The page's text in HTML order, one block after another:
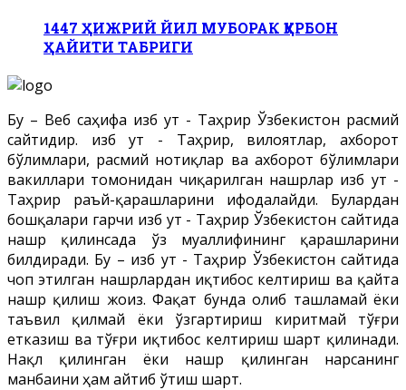
1447 ҲИЖРИЙ ЙИЛ МУБОРАК ҚУРБОН
ҲАЙИТИ ТАБРИГИ
Бу – Веб саҳифа Ҳизб ут - Таҳрир Ўзбекистон расмий
сайтидир. Ҳизб ут - Таҳрир, вилоятлар, ахборот
бўлимлари, расмий нотиқлар ва ахборот бўлимлари
вакиллари томонидан чиқарилган нашрлар Ҳизб ут -
Таҳрир раъй-қарашларини ифодалайди. Булардан
бошқалари гарчи Ҳизб ут - Таҳрир Ўзбекистон сайтида
нашр қилинсада ўз муаллифининг қарашларини
билдиради. Бу – Ҳизб ут - Таҳрир Ўзбекистон сайтида
чоп этилган нашрлардан иқтибос келтириш ва қайта
нашр қилиш жоиз. Фақат бунда олиб ташламай ёки
таъвил қилмай ёки ўзгартириш киритмай тўғри
етказиш ва тўғри иқтибос келтириш шарт қилинади.
Нақл қилинган ёки нашр қилинган нарсанинг
манбаини ҳам айтиб ўтиш шарт.